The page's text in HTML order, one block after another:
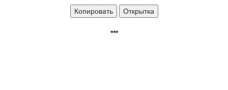
Копировать Открытка
***